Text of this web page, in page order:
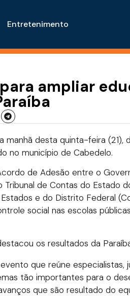
Entretenimento
ampliar
manhã desta quinta-feira (21),
no município de Cabedelo.
de Adesão entre o
de Contas do Estado
e do Distrito Federal
social nas escolas
os resultados da
que reúne especialistas,
tão importantes para o
que são resultado do